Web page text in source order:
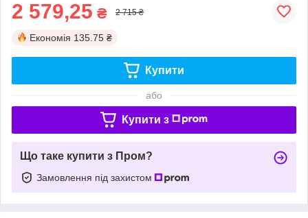
2 579,25 ₴ 2 715 ₴
Економія 135.75 ₴
Купити
або
Купити з
Що таке купити з Пром?
Замовлення під захистом